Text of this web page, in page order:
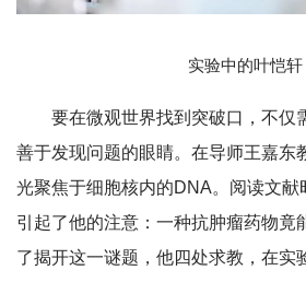
实验中的叶恺轩
要在微观世界找到突破口，不仅
善于发现问题的眼睛。在导师王嘉东
光聚焦于细胞核内的DNA。阅读文献
引起了他的注意：一种抗肿瘤药物竟
了揭开这一谜题，他四处求教，在实